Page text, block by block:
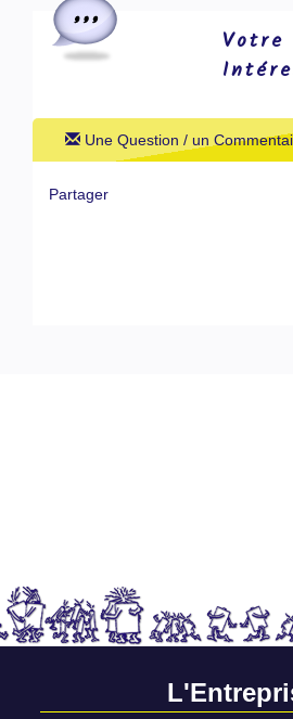
Votre
Une Question / un
Partager